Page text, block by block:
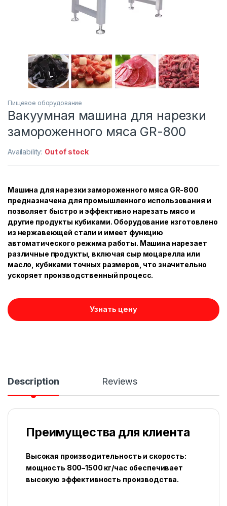
Пищевое оборудование
Вакуумная машина для нарезки
замороженного мяса GR-800
Availability: Out of stock
Машина для нарезки замороженного мяса GR-800
предназначена для промышленного использования и
позволяет быстро и эффективно нарезать мясо и
другие продукты кубиками. Оборудование изготовлено
из нержавеющей стали и имеет функцию
автоматического режима работы. Машина нарезает
различные продукты, включая сыр моцарелла или
масло, кубиками точных размеров, что значительно
ускоряет производственный процесс.
Узнать цену
Description Reviews
Преимущества для клиента
Высокая производительность и скорость:
мощность 800–1500 кг/час обеспечивает
высокую эффективность производства.